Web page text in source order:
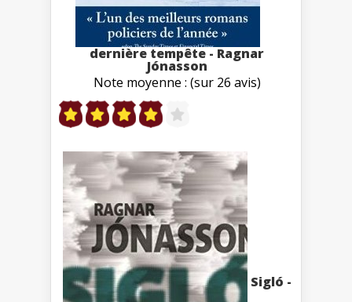
dernière tempête - Ragnar
Jónasson
Note moyenne : (sur 26 avis)
Sigló -